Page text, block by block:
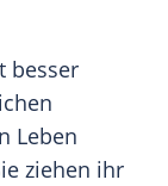
besser
Leben
ziehen ihr